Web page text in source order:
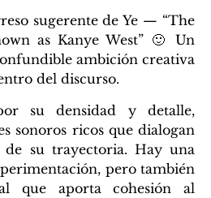
sugerente de Ye — “The
as Kanye West” 🙂 Un
ambición creativa
del discurso.
su densidad y detalle,
sonoros ricos que dialogan
de su trayectoria. Hay una
pero también
que aporta cohesión al